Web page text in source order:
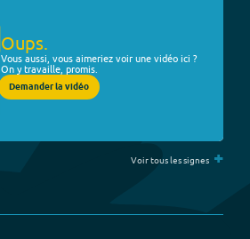
Oups.
Vous aussi, vous aimeriez voir une vidéo ici ?
On y travaille, promis.
Demander la vidéo
Voir tous les signes +